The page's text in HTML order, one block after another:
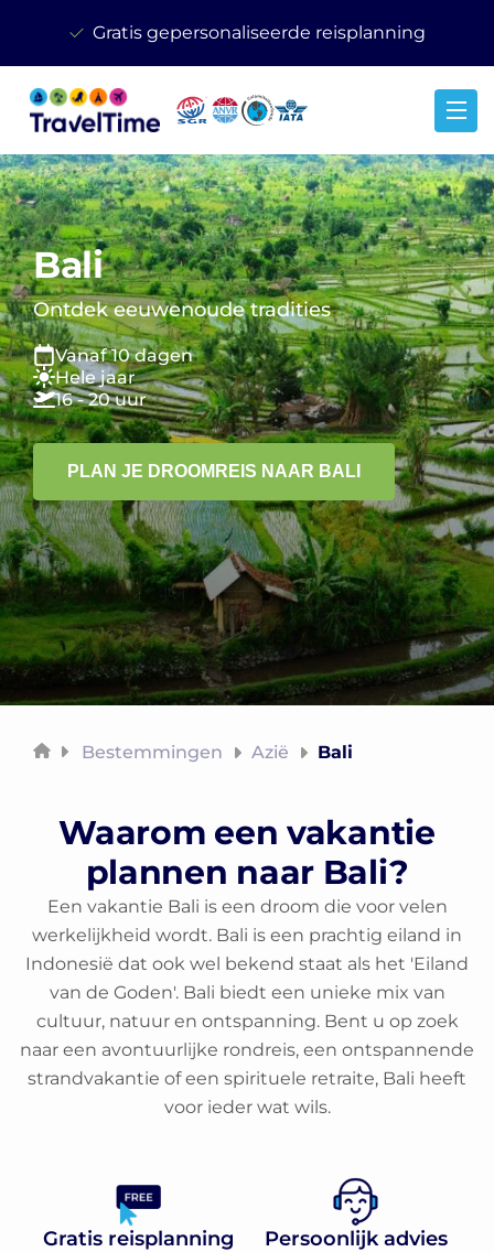
Gratis gepersonaliseerde reisplanning
Bali
Ontdek eeuwenoude tradities
Vanaf 10 dagen
Hele jaar
16 - 20 uur
PLAN JE DROOMREIS NAAR BALI
Bestemmingen Azië Bali
Waarom een vakantie
plannen naar Bali?
Een vakantie Bali is een droom die voor velen
werkelijkheid wordt. Bali is een prachtig eiland in
Indonesië dat ook wel bekend staat als het 'Eiland
van de Goden'. Bali biedt een unieke mix van
cultuur, natuur en ontspanning. Bent u op zoek
naar een avontuurlijke rondreis, een ontspannende
strandvakantie of een spirituele retraite, Bali heeft
voor ieder wat wils.
Gratis reisplanning Persoonlijk advies